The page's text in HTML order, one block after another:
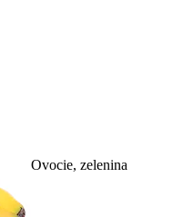
Ovocie, zelenina